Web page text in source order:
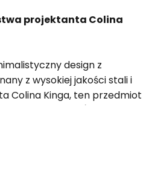
projektanta Colina
design z
z wysokiej jakości stali i
Colina Kinga, ten przedmiot
Świecznik